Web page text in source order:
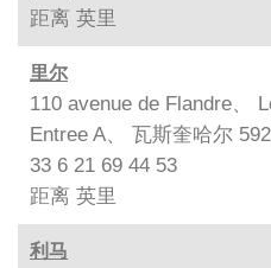
距离 英里
里尔
110 avenue de Flandre、
Entree A、 瓦斯奎哈尔
33 6 21 69 44 53
距离 英里
利马